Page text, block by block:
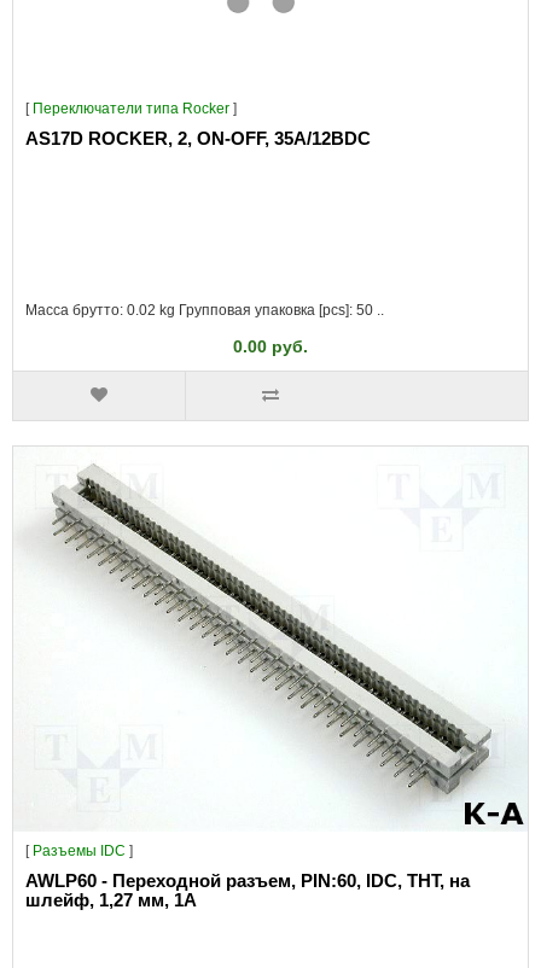
[ Переключатели типа Rocker ]
AS17D ROCKER, 2, ON-OFF, 35A/12ВDC
Масса брутто: 0.02 kg Групповая упаковка [pcs]: 50 ..
0.00 руб.
[ Разъeмы IDC ]
AWLP60 - Переходной разъем, PIN:60, IDC, THT, на
шлейф, 1,27 мм, 1А